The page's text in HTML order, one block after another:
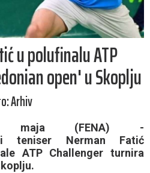
u polufinalu ATP
open' u Skoplju
Arhiv
maja (FENA) -
teniser Nerman Fatić
ATP Challenger turnira